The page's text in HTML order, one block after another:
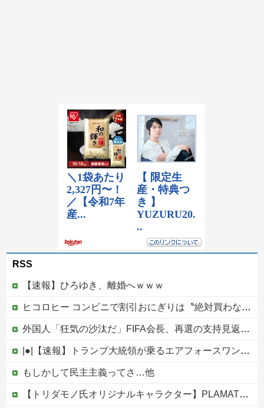
RSS
【速報】ひろゆき、離婚へｗｗｗ
ヒコロヒー コンビニで割引おにぎりは〝絶対買わない〟理由
外国人「狂気の沙汰だ」FIFA会長、再選の支持見返りにモロッコへ2030年W杯決勝の開催を打診か！海外から批判殺到！【海外の反応】
|●|【速報】トランプ大統領が乗るエアフォースワン情報漏洩事件、流出元はバイデン政権の空軍長官と判明「アクセス権を取り消す」
もしかして民主主義ってさ…他
【トリダモノ氏オリジナルキャラクター】PLAMATEA「MXちゃん」プラモデル【駿河屋 予約開始】